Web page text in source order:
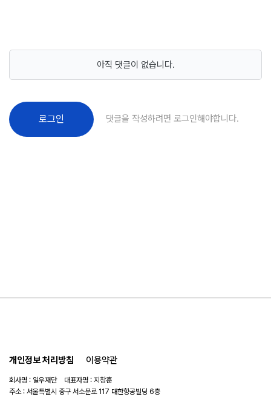
아직 댓글이 없습니다.
로그인 댓글을 작성하려면 로그인해야합니다.
개인정보 처리방침 이용약관
회사명 : 일우재단 대표자명 : 지창훈
주소 : 서울특별시 중구 서소문로 117 대한항공빌딩 6층